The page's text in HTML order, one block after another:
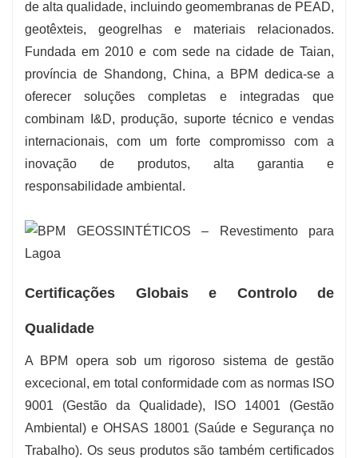
de alta qualidade, incluindo geomembranas de PEAD,
geotêxteis, geogrelhas e materiais relacionados.
Fundada em 2010 e com sede na cidade de Taian,
província de Shandong, China, a BPM dedica-se a
oferecer soluções completas e integradas que
combinam I&D, produção, suporte técnico e vendas
internacionais, com um forte compromisso com a
inovação de produtos, alta garantia e
responsabilidade ambiental.
Certificações Globais e Controlo de
Qualidade
A BPM opera sob um rigoroso sistema de gestão
excecional, em total conformidade com as normas ISO
9001 (Gestão da Qualidade), ISO 14001 (Gestão
Ambiental) e OHSAS 18001 (Saúde e Segurança no
Trabalho). Os seus produtos são também certificados